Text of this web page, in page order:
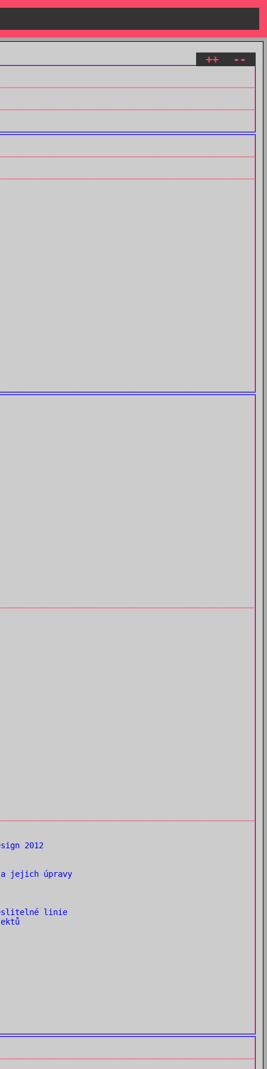
++ --
2012
a jejich úpravy
linie